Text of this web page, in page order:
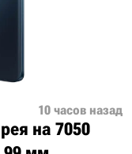
10 часов назад
на 7050